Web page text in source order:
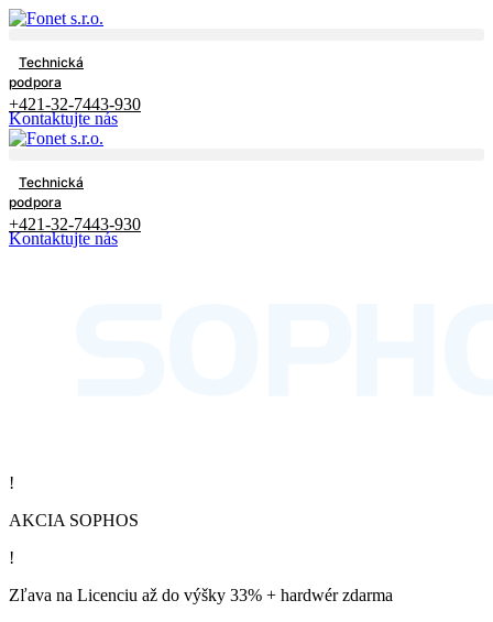
Technická
podpora
+421-32-7443-930
Kontaktujte nás
Technická
podpora
+421-32-7443-930
Kontaktujte nás
!
AKCIA SOPHOS
!
Zľava na Licenciu až do výšky 33% + hardwér zdarma